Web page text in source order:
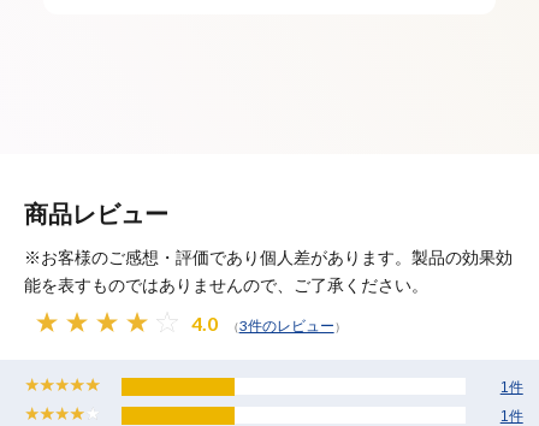
商品レビュー
※お客様のご感想・評価であり個人差があります。製品の効果効
能を表すものではありませんので、ご了承ください。
4.0 （3件のレビュー）
1件
1件